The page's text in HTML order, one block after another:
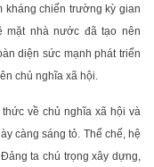
kháng chiến trường kỳ gian
mặt nhà nước đã tạo nên
diện sức mạnh phát triển
chủ nghĩa xã hội.
về chủ nghĩa xã hội và
càng sáng tỏ. Thể chế, hệ
ta chú trọng xây dựng,